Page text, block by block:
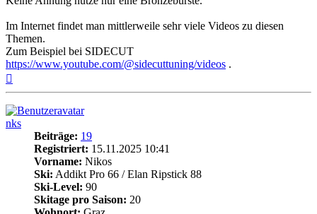
Im Internet findet man mittlerweile sehr viele Videos zu diesen
Themen.
Zum Beispiel bei SIDECUT
https://www.youtube.com/@sidecuttuning/videos .
nks
Beiträge: 19
Registriert: 15.11.2025 10:41
Vorname: Nikos
Ski: Addikt Pro 66 / Elan Ripstick 88
Ski-Level: 90
Skitage pro Saison: 20